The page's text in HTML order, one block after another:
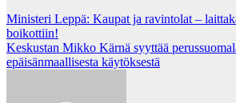
Post
navigation
Ministeri Leppä: Kaupat ja ravintolat –
boikottiin!
Keskustan Mikko Kärnä syyttää
epäisänmaallisesta käytöksestä